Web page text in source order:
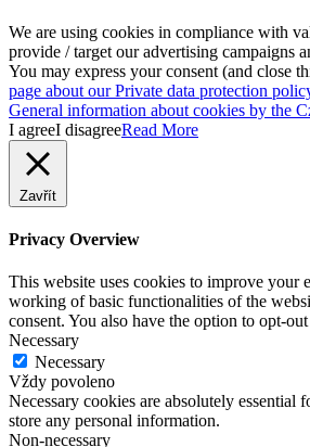
We are using cookies in compliance with
provide / target our advertising campaigns
You may express your consent (and close
page about our Private data protection
General information about cookies by the
I agreeI disagreeRead More
Zavřít
Privacy Overview
This website uses cookies to improve your
working of basic functionalities of the
consent. You also have the option to opt-
Necessary
Necessary
Vždy povoleno
Necessary cookies are absolutely
store any personal information.
Non-necessary